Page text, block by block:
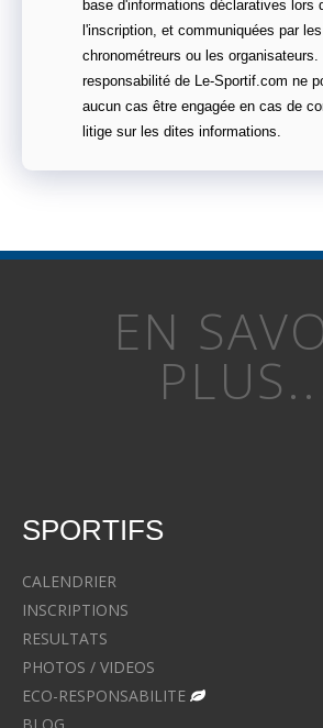
base d'informations déclaratives lors
l'inscription, et communiquées par les
chronométreurs ou les organisateurs.
responsabilité de Le-Sportif.com ne
aucun cas être engagée en cas de
litige sur les dites informations.
EN
SPORTIFS
CALENDRIER
INSCRIPTIONS
RESULTATS
PHOTOS / VIDEOS
ECO-RESPONSABILITE
BLOG